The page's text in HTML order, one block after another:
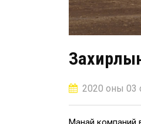
2020 оны 03